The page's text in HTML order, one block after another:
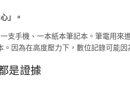
」。
支手機、一本紙本筆記本。筆電用來
因為在高度壓力下，數位記錄可能因
是證據